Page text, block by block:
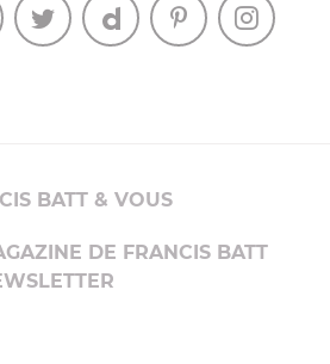
BATT & VOUS
DE FRANCIS BATT